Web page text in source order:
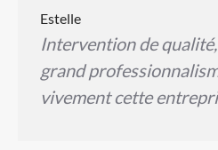
Estelle
Intervention de
grand
vivement cette